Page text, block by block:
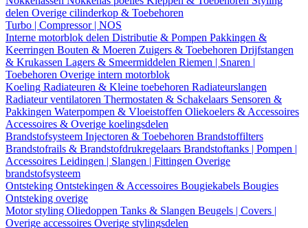
delen Overige cilinderkop & Toebehoren
Turbo | Compressor | NOS
Interne motorblok delen Distributie & Pompen Pakkingen &
Keerringen Bouten & Moeren Zuigers & Toebehoren Drijfstangen
& Krukassen Lagers & Smeermiddelen Riemen | Snaren |
Toebehoren Overige intern motorblok
Koeling Radiateuren & Kleine toebehoren Radiateurslangen
Radiateur ventilatoren Thermostaten & Schakelaars Sensoren &
Pakkingen Waterpompen & Vloeistoffen Oliekoelers & Accessoires
Accessoires & Overige koelingsdelen
Brandstofsysteem Injectoren & Toebehoren Brandstoffilters
Brandstofrails & Brandstofdrukregelaars Brandstoftanks | Pompen |
Accessoires Leidingen | Slangen | Fittingen Overige
brandstofsysteem
Ontsteking Ontstekingen & Accessoires Bougiekabels Bougies
Ontsteking overige
Motor styling Oliedoppen Tanks & Slangen Beugels | Covers |
Overige accessoires Overige stylingsdelen